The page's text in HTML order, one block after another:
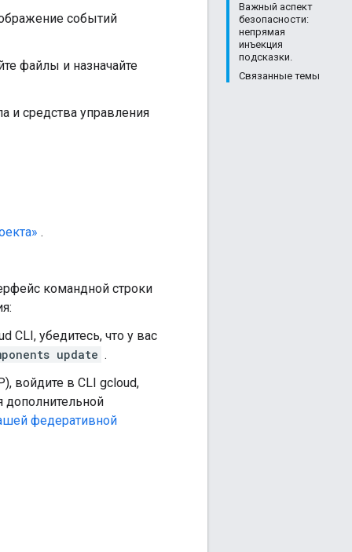
Важный аспект
безопасности:
непрямая
инъекция
подсказки.
Связанные темы
событий
файлы и назначайте
и средства управления
.
командной строки
CLI, убедитесь, что у вас
update .
войдите в CLI gcloud,
федеративной